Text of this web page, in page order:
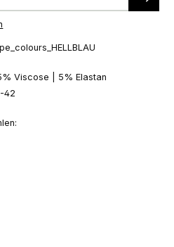
Viscose | 5% Elastan
42